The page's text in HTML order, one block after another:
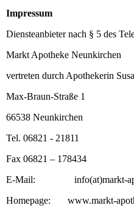
Impressum
Diensteanbieter nach § 5 des
Markt Apotheke Neunkirchen
vertreten durch Apothekerin
Max-Braun-Straße 1
66538 Neunkirchen
Tel. 06821 - 21811
Fax 06821 – 178434
E-Mail: info(at)markt-
Homepage: www.markt-